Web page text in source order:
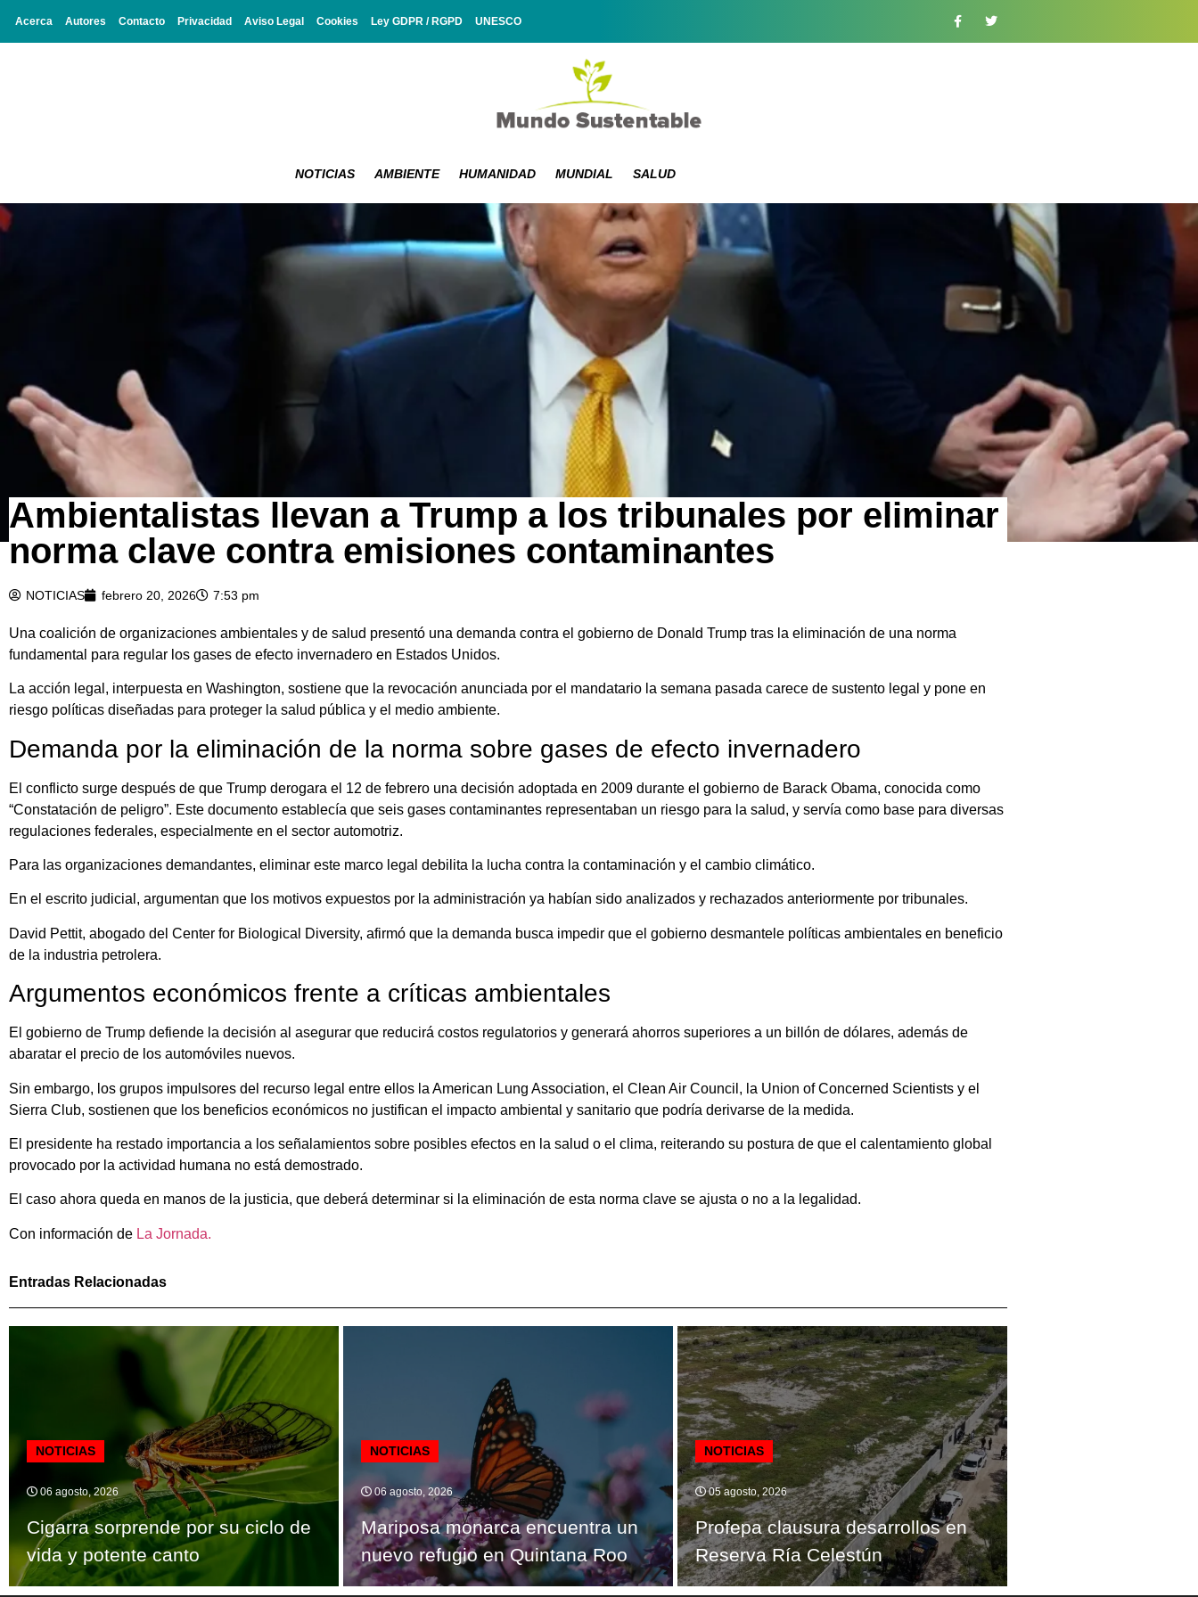
Acerca Autores Contacto Privacidad Aviso Legal Cookies Ley GDPR / RGPD UNESCO
NOTICIAS AMBIENTE HUMANIDAD MUNDIAL SALUD
Ambientalistas llevan a Trump a los tribunales por eliminar
norma clave contra emisiones contaminantes
NOTICIAS febrero 20, 2026 7:53 pm
Una coalición de organizaciones ambientales y de salud presentó una demanda contra el gobierno de Donald Trump tras la eliminación de una norma
fundamental para regular los gases de efecto invernadero en Estados Unidos.
La acción legal, interpuesta en Washington, sostiene que la revocación anunciada por el mandatario la semana pasada carece de sustento legal y pone en
riesgo políticas diseñadas para proteger la salud pública y el medio ambiente.
Demanda por la eliminación de la norma sobre gases de efecto invernadero
El conflicto surge después de que Trump derogara el 12 de febrero una decisión adoptada en 2009 durante el gobierno de Barack Obama, conocida como
“Constatación de peligro”. Este documento establecía que seis gases contaminantes representaban un riesgo para la salud, y servía como base para diversas
regulaciones federales, especialmente en el sector automotriz.
Para las organizaciones demandantes, eliminar este marco legal debilita la lucha contra la contaminación y el cambio climático.
En el escrito judicial, argumentan que los motivos expuestos por la administración ya habían sido analizados y rechazados anteriormente por tribunales.
David Pettit, abogado del Center for Biological Diversity, afirmó que la demanda busca impedir que el gobierno desmantele políticas ambientales en beneficio
de la industria petrolera.
Argumentos económicos frente a críticas ambientales
El gobierno de Trump defiende la decisión al asegurar que reducirá costos regulatorios y generará ahorros superiores a un billón de dólares, además de
abaratar el precio de los automóviles nuevos.
Sin embargo, los grupos impulsores del recurso legal entre ellos la American Lung Association, el Clean Air Council , la Union of Concerned Scientists y el
Sierra Club, sostienen que los beneficios económicos no justifican el impacto ambiental y sanitario que podría derivarse de la medida.
El presidente ha restado importancia a los señalamientos sobre posibles efectos en la salud o el clima, reiterando su postura de que el calentamiento global
provocado por la actividad humana no está demostrado.
El caso ahora queda en manos de la justicia, que deberá determinar si la eliminación de esta norma clave se ajusta o no a la legalidad.
Con información de La Jornada.
Entradas Relacionadas
NOTICIAS
06 agosto, 2026
Cigarra sorprende por su ciclo de
vida y potente canto
NOTICIAS
06 agosto, 2026
Mariposa monarca encuentra un
nuevo refugio en Quintana Roo
NOTICIAS
05 agosto, 2026
Profepa clausura desarrollos en
Reserva Ría Celestún